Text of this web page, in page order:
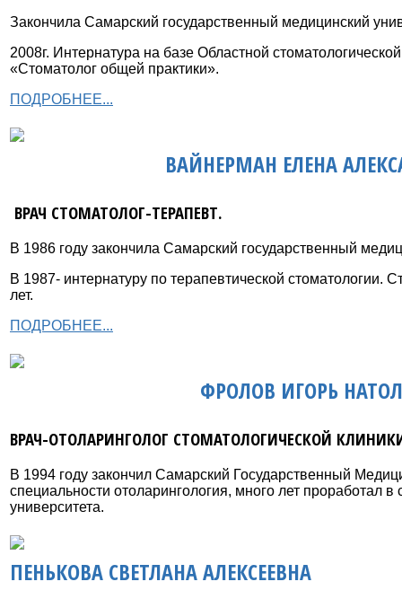
Закончила Самарский государственный медицинский
2008г. Интернатура на базе Областной
«Стоматолог общей практики».
ПОДРОБНЕЕ...
ВАЙНЕРМАН ЕЛЕНА
ВРАЧ СТОМАТОЛОГ-ТЕРАПЕВТ.
В 1986 году закончила Самарский государственный
В 1987- интернатуру по терапевтической стоматологии.
лет.
ПОДРОБНЕЕ...
ФРОЛОВ ИГОРЬ
ВРАЧ-ОТОЛАРИНГОЛОГ СТОМАТОЛОГИЧЕСКОЙ
В 1994 году закончил Самарский Государственный
специальности отоларингология, много лет проработал
университета.
ПЕНЬКОВА СВЕТЛАНА АЛЕКСЕЕВНА